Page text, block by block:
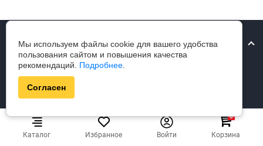
Каталог Избранное Войти Корзина
0
Свяжитесь с нами
proinstrument-minsk@mail.ru
+375 (29) 657-77-98
+375 (29) 765-57-74
ООО «Проинструмент Инвест» Беларусь, г. Минск, пер.
Мы используем файлы cookie для вашего удобства
пользования сайтом и повышения качества
рекомендаций. Подробнее
Согласен